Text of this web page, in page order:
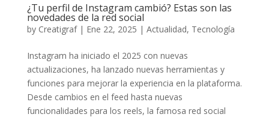
¿Tu perfil de Instagram cambió? Estas son las
novedades de la red social
by Creatigraf| Ene 22, 2025 | Actualidad, Tecnología
Instagram ha iniciado el 2025 con nuevas
actualizaciones, ha lanzado nuevas herramientas y
funciones para mejorar la experiencia en la plataforma.
Desde cambios en el feed hasta nuevas
funcionalidades para los reels, la famosa red social